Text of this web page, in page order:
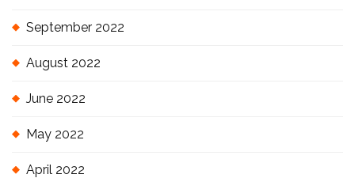
September 2022
August 2022
June 2022
May 2022
April 2022